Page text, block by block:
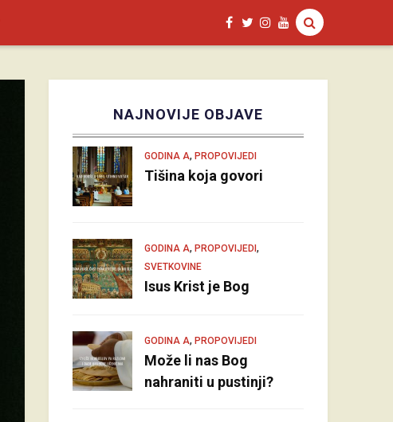
NAJNOVIJE OBJAVE
GODINA A, PROPOVIJEDI
Tišina koja govori
GODINA A, PROPOVIJEDI ,
SVETKOVINE
Isus Krist je Bog
GODINA A, PROPOVIJEDI
Može li nas Bog
nahraniti u pustinji?